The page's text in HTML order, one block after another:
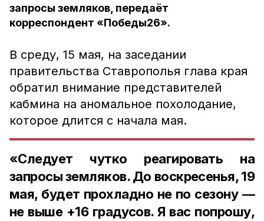
запросы земляков, передаёт
корреспондент «Победы26».
В среду, 15 мая, на заседании
правительства Ставрополья глава края
обратил внимание представителей
кабмина на аномальное похолодание,
которое длится с начала мая.
«Следует чутко реагировать на
запросы земляков. До воскресенья, 19
мая, будет прохладно не по сезону —
не выше +16 градусов. Я вас попрошу,